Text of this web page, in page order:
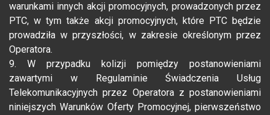
warunkami innych akcji promocyjnych, prowadzonych przez
PTC, w tym także akcji promocyjnych, które PTC będzie
prowadziła w przyszłości, w zakresie określonym przez
Operatora.
9. W przypadku kolizji pomiędzy postanowieniami
zawartymi w Regulaminie Świadczenia Usług
Telekomunikacyjnych przez Operatora z postanowieniami
niniejszych Warunków Oferty Promocyjnej, pierwszeństwo